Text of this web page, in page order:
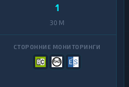
1
30 M